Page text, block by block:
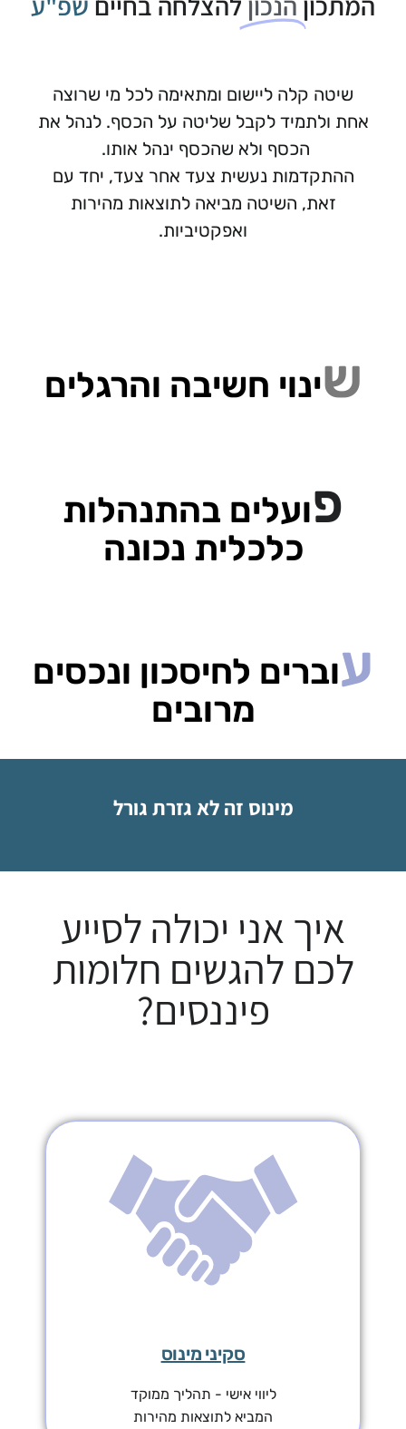
שיטה קלה ליישום ומתאימה לכל מי שרוצה
אחת ולתמיד לקבל שליטה על הכסף. לנהל את
הכסף ולא שהכסף ינהל אותו.
ההתקדמות נעשית צעד אחר צעד, יחד עם
זאת, השיטה מביאה לתוצאות מהירות
ואפקטיביות.
שינוי חשיבה והרגלים
פועלים בהתנהלות
כלכלית נכונה
עוברים לחיסכון ונכסים
מרובים
איך אני יכולה לסייע
לכם להגשים חלומות
פיננסים?
סקיני מינוס
ליווי אישי - תהליך ממוקד
המביא לתוצאות מהירות